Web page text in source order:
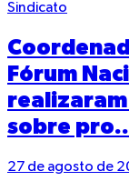
Sindicato
Fórum
sobre
27 de agosto de